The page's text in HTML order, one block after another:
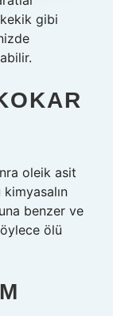
gibi
oleik asit
benzer ve
ölü